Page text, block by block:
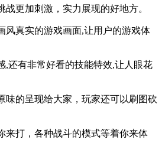
更加刺激，实力展现的好地方。
风真实的游戏画面,让用户的游戏体
,还有非常好看的技能特效,让人眼花
味的呈现给大家，玩家还可以刷图砍
来打，各种战斗的模式等着你来体